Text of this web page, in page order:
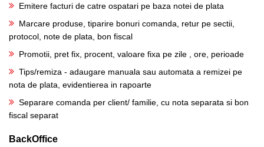
Emitere facturi de catre ospatari pe baza notei de plata
Marcare produse, tiparire bonuri comanda, retur pe sectii,
protocol, note de plata, bon fiscal
Promotii, pret fix, procent, valoare fixa pe zile , ore, perioade
Tips/remiza - adaugare manuala sau automata a remizei pe
nota de plata, evidentierea in rapoarte
Separare comanda per client/ familie, cu nota separata si bon
fiscal separat
BackOffice